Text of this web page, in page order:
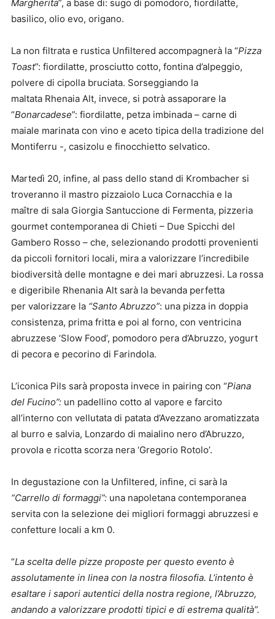
Margherita”, a base di: sugo di pomodoro, fiordilatte,
basilico, olio evo, origano.
La non filtrata e rustica Unfiltered accompagnerà la “Pizza
Toast”: fiordilatte, prosciutto cotto, fontina d’alpeggio,
polvere di cipolla bruciata. Sorseggiando la
maltata Rhenaia Alt, invece, si potrà assaporare la
“Bonarcadese”: fiordilatte, petza imbinada – carne di
maiale marinata con vino e aceto tipica della tradizione del
Montiferru -, casizolu e finocchietto selvatico.
Martedì 20, infine, al pass dello stand di Krombacher si
troveranno il mastro pizzaiolo Luca Cornacchia e la
maître di sala Giorgia Santuccione di Fermenta, pizzeria
gourmet contemporanea di Chieti – Due Spicchi del
Gambero Rosso – che, selezionando prodotti provenienti
da piccoli fornitori locali, mira a valorizzare l’incredibile
biodiversità delle montagne e dei mari abruzzesi. La rossa
e digeribile Rhenania Alt sarà la bevanda perfetta
per valorizzare la “Santo Abruzzo”: una pizza in doppia
consistenza, prima fritta e poi al forno, con ventricina
abruzzese ‘Slow Food’, pomodoro pera d’Abruzzo, yogurt
di pecora e pecorino di Farindola.
L’iconica Pils sarà proposta invece in pairing con “Piana
del Fucino”: un padellino cotto al vapore e farcito
all’interno con vellutata di patata d’Avezzano aromatizzata
al burro e salvia, Lonzardo di maialino nero d’Abruzzo,
provola e ricotta scorza nera ‘Gregorio Rotolo’.
In degustazione con la Unfiltered, infine, ci sarà la
“Carrello di formaggi”: una napoletana contemporanea
servita con la selezione dei migliori formaggi abruzzesi e
confetture locali a km 0.
“La scelta delle pizze proposte per questo evento è
assolutamente in linea con la nostra filosofia. L’intento è
esaltare i sapori autentici della nostra regione, l’Abruzzo,
andando a valorizzare prodotti tipici e di estrema qualità”.